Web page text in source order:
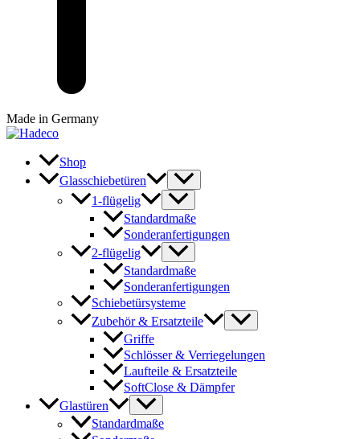
Made in Germany
Shop
Glasschiebetüren
1-flügelig
Standardmaße
Sonderanfertigungen
2-flügelig
Standardmaße
Sonderanfertigungen
Schiebetürsysteme
Zubehör & Ersatzteile
Griffe
Schlösser & Verriegelungen
Laufteile & Ersatzteile
SoftClose & Dämpfer
Glastüren
Standardmaße